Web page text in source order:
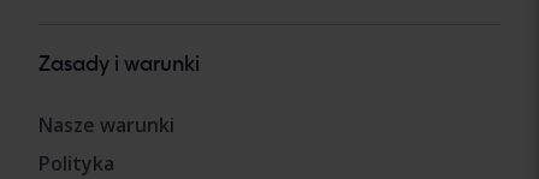
Zasady i warunki
Nasze warunki
Polityka